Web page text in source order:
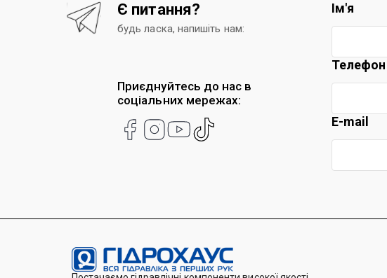
Є питання?
будь ласка, напишіть нам:
Приєднуйтесь до нас в
соціальних мережах:
Ім'я
Телефон
E-mail